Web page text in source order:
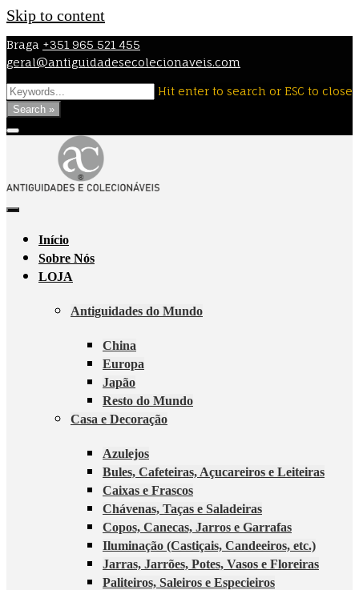
Skip to content
Braga +351 965 521 455
geral@antiguidadesecolecionaveis.com
Hit enter to search or ESC to close
Search »
Início
Sobre Nós
LOJA
Antiguidades do Mundo
China
Europa
Japão
Resto do Mundo
Casa e Decoração
Azulejos
Bules, Cafeteiras, Açucareiros e Leiteiras
Caixas e Frascos
Chávenas, Taças e Saladeiras
Copos, Canecas, Jarros e Garrafas
Iluminação (Castiçais, Candeeiros, etc.)
Jarras, Jarrões, Potes, Vasos e Floreiras
Paliteiros, Saleiros e Especieiros